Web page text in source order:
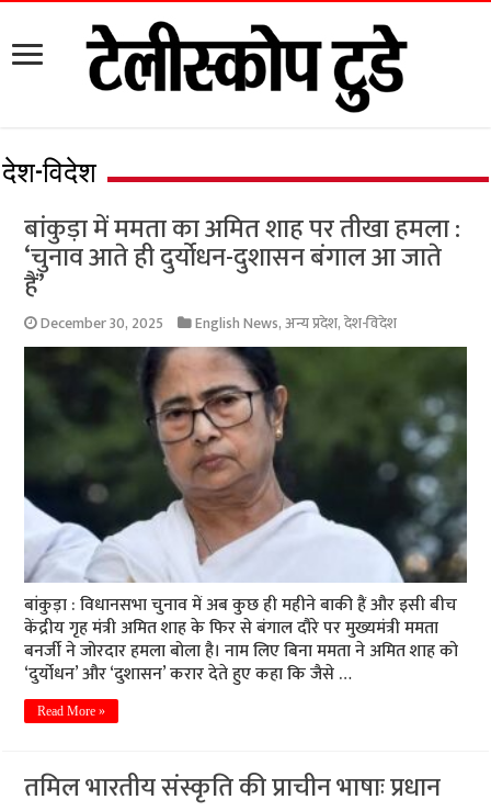
देश-विदेश
बांकुड़ा में ममता का अमित शाह पर तीखा हमला :
‘चुनाव आते ही दुर्योधन-दुशासन बंगाल आ जाते
हैं’
December 30, 2025 English News,अन्य प्रदेश,देश-विदेश
बांकुड़ा : विधानसभा चुनाव में अब कुछ ही महीने बाकी हैं और इसी बीच
केंद्रीय गृह मंत्री अमित शाह के फिर से बंगाल दौरे पर मुख्यमंत्री ममता
बनर्जी ने जोरदार हमला बोला है। नाम लिए बिना ममता ने अमित शाह को
‘दुर्योधन’ और ‘दुशासन’ करार देते हुए कहा कि जैसे …
Read More »
तमिल भारतीय संस्कृति की प्राचीन भाषाः प्रधान